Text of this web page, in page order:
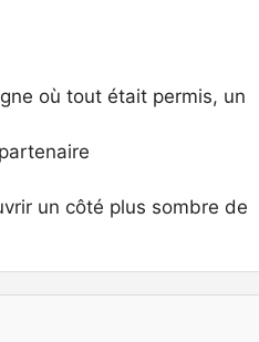
où tout était permis, un
un côté plus sombre de